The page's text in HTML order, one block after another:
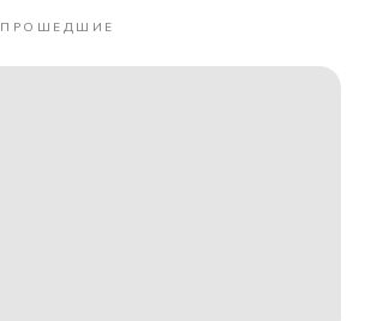
ПРОШЕДШИЕ